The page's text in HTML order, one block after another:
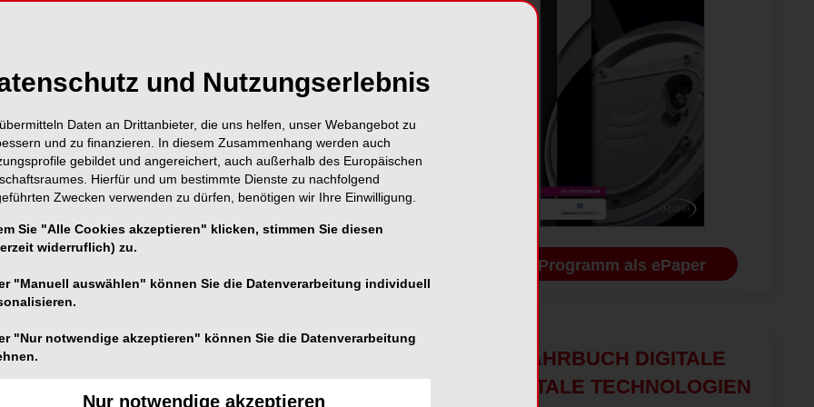
Foto: © OEMUS MEDIA AG
Auflage der
Hagen (DFH) in Kooperation mit
nach Hagen ein.
wie virtuelle Implantatplanung und digitale
ein wichtiger Baustein im sich weiterentwickelnden
die Kombination von DICOM- und STL-
Programm als ePaper
JAHRBUCH DIGITALE
DENTALE TECHNOLOGIEN
und Nutzungserlebnis
Daten an Drittanbieter, die uns helfen, unser Webangebot zu
und zu finanzieren. In diesem Zusammenhang werden auch
gebildet und angereichert, auch außerhalb des Europäischen
Hierfür und um bestimmte Dienste zu nachfolgend
Zwecken verwenden zu dürfen, benötigen wir Ihre Einwilligung.
Sie "Alle Cookies akzeptieren" klicken, stimmen Sie diesen
widerruflich) zu.
"Manuell auswählen" können Sie die Datenverarbeitung individuell
"Nur notwendige akzeptieren" können Sie die Datenverarbeitung
Nur notwendige akzeptieren